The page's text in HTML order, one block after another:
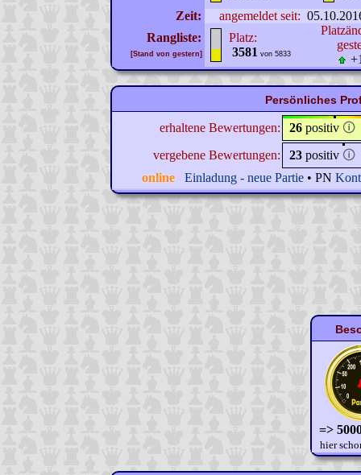
Zeit:
angemeldet seit:
Rangliste:
[Stand von gestern]
Platz:
3581 von 5833
Persönliches
erhaltene Bewertungen: 26 positiv 🛈
vergebene Bewertungen:
23 positiv 🛈
online
Einladung - neue Partie• PN
=>
hier